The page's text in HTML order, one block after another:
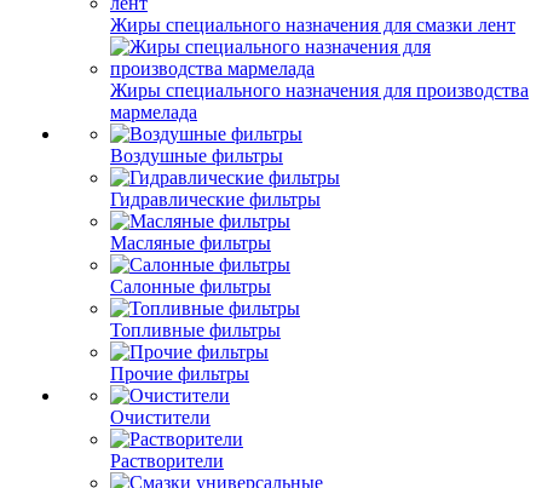
Жиры специального назначения для смазки лент
Жиры специального назначения для производства
мармелада
Воздушные фильтры
Гидравлические фильтры
Масляные фильтры
Салонные фильтры
Топливные фильтры
Прочие фильтры
Очистители
Растворители